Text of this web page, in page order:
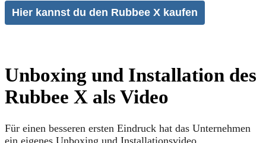
Hier kannst du den Rubbee X kaufen
Unboxing und Installation des
Rubbee X als Video
Für einen besseren ersten Eindruck hat das Unternehmen
ein eigenes Unboxing und Installationsvideo